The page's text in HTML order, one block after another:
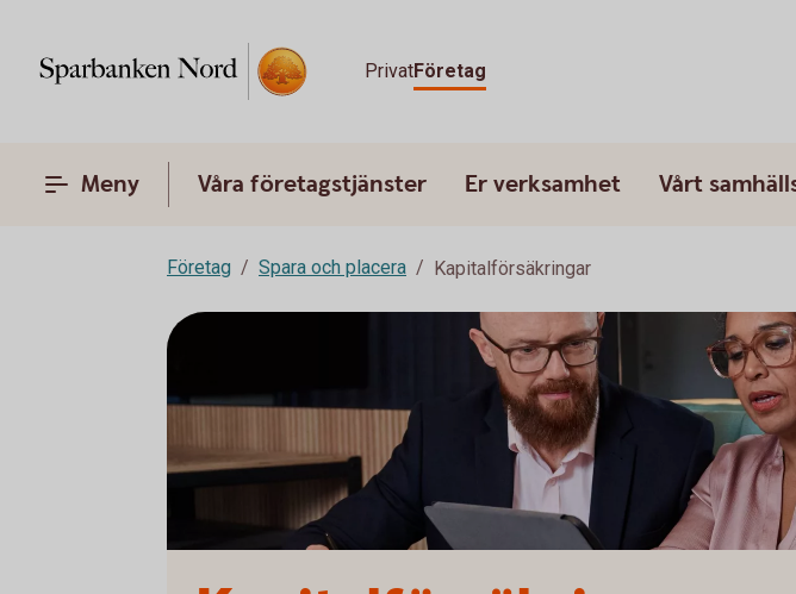
PrivatFöretag
Meny Våra företagstjänster Er verksamhet Vårt
Företag Spara och placera Kapitalförsäkringar